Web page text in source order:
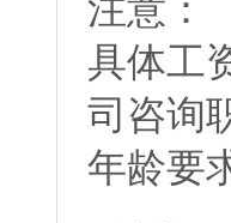
注意：
具体工
司咨询
年龄要